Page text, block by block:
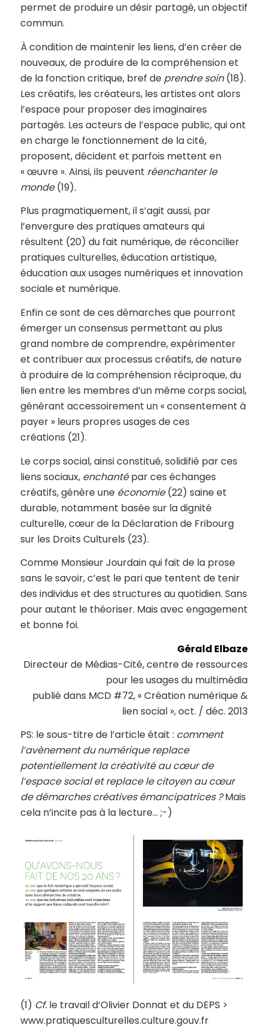
permet de produire un désir partagé, un objectif
commun.
À condition de maintenir les liens, d’en créer de
nouveaux, de produire de la compréhension et
de la fonction critique, bref de prendre soin(18).
Les créatifs, les créateurs, les artistes ont alors
l’espace pour proposer des imaginaires
partagés. Les acteurs de l’espace public, qui ont
en charge le fonctionnement de la cité,
proposent, décident et parfois mettent en
« œuvre ». Ainsi, ils peuvent réenchanter le
monde(19).
Plus pragmatiquement, il s’agit aussi, par
l’envergure des pratiques amateurs qui
résultent (20) du fait numérique, de réconcilier
pratiques culturelles, éducation artistique,
éducation aux usages numériques et innovation
sociale et numérique.
Enfin ce sont de ces démarches que pourront
émerger un consensus permettant au plus
grand nombre de comprendre, expérimenter
et contribuer aux processus créatifs, de nature
à produire de la compréhension réciproque, du
lien entre les membres d’un même corps social,
générant accessoirement un « consentement à
payer » leurs propres usages de ces
créations (21).
Le corps social, ainsi constitué, solidifié par ces
liens sociaux, enchantépar ces échanges
créatifs, génère une économie(22) saine et
durable, notamment basée sur la dignité
culturelle, cœur de la Déclaration de Fribourg
sur les Droits Culturels (23).
Comme Monsieur Jourdain qui fait de la prose
sans le savoir, c’est le pari que tentent de tenir
des individus et des structures au quotidien. Sans
pour autant le théoriser. Mais avec engagement
et bonne foi.
Gérald Elbaze
Directeur de Médias-Cité, centre de ressources
pour les usages du multimédia
publié dans MCD #72, « Création numérique &
lien social », oct. / déc. 2013
PS: le sous-titre de l’article était : comment
l’avènement du numérique replace
potentiellement la créativité au cœur de
l’espace social et replace le citoyen au cœur
de démarches créatives émancipatrices ?Mais
cela n’incite pas à la lecture… ;-)
(1) Cf.le travail d’Olivier Donnat et du DEPS >
www.pratiquesculturelles.culture.gouv.fr